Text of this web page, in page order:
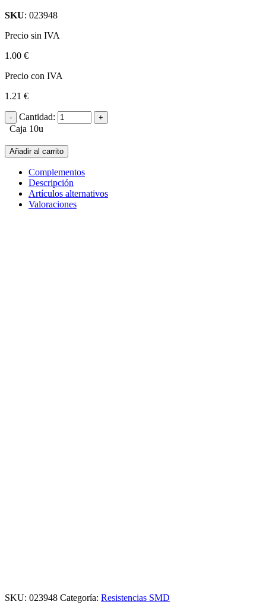
SKU: 023948
Precio sin IVA
1.00 €
Precio con IVA
1.21 €
Cantidad:
Caja 10u
Añadir al carrito
Complementos
Descripción
Artículos alternativos
Valoraciones
SKU: 023948 Categoría: Resistencias SMD